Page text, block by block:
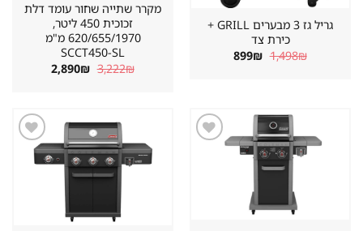
גריל גז 3 מבערים GRILL +
כירת צד
1,498₪ המחיר
המקורי
899₪ המחיר
הנוכחי
מקרר שתייה שחור עומד דלת
זכוכית 450 ליטר,
620/655/1970 מ"מ
SCCT450-SL
3,222₪ המחיר
המקורי
2,890₪ המחיר
הנוכחי
שמור
מוצר